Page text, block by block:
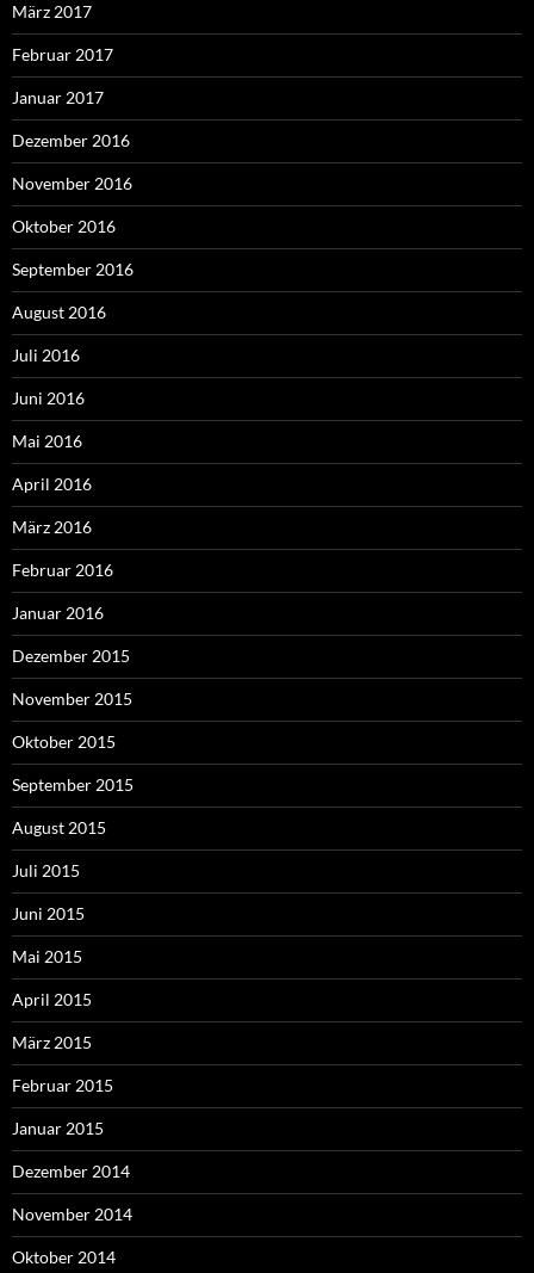
März 2017
Februar 2017
Januar 2017
Dezember 2016
November 2016
Oktober 2016
September 2016
August 2016
Juli 2016
Juni 2016
Mai 2016
April 2016
März 2016
Februar 2016
Januar 2016
Dezember 2015
November 2015
Oktober 2015
September 2015
August 2015
Juli 2015
Juni 2015
Mai 2015
April 2015
März 2015
Februar 2015
Januar 2015
Dezember 2014
November 2014
Oktober 2014